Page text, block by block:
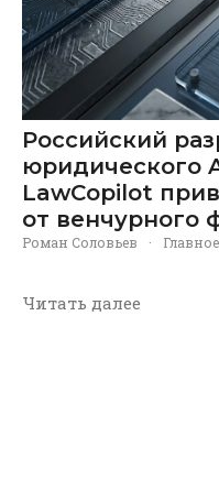
Российский
юридического
LawCopilot
от венчурного
Роман Соловьев · Главное
Читать далее